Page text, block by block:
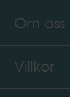
Om oss
Villkor